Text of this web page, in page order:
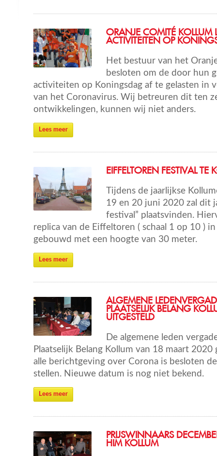
ORANJE COMITÉ KOLLUM
ACTIVITEITEN OP
Het bestuur van het
besloten om de door hun
activiteiten op Koningsdag af te gelasten in
van het Coronavirus. Wij betreuren dit ten
ontwikkelingen, kunnen wij niet anders.
Lees meer
EIFFELTOREN FESTIVAL TE
Tijdens de jaarlijkse
19 en 20 juni 2020 zal dit
festival” plaatsvinden.
replica van de Eiffeltoren ( schaal 1 op 10 )
gebouwd met een hoogte van 30 meter.
Lees meer
ALGEMENE
PLAATSELIJK BELANG
UITGESTELD
De algemene leden
Plaatselijk Belang Kollum van 18 maart
alle berichtgeving over Corona is besloten
stellen. Nieuwe datum is nog niet bekend.
Lees meer
PRIJSWINNAARS
HIM KOLLUM